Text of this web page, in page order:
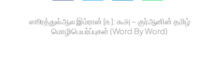
ஸூரத்துல்ஆல இம்ரான் [௩]: ௬௮ ~ குர்ஆனின் தமிழ்
மொழிபெயர்ப்புகள் (Word By Word)